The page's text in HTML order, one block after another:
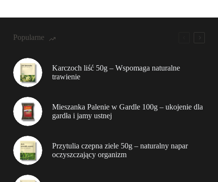
Popularne
Karczoch liść 50g – Wspomaga naturalne
trawienie
Mieszanka Palenie w Gardle 100g – ukojenie dla
gardła i jamy ustnej
Przytulia czepna ziele 50g – naturalny napar
oczyszczający organizm